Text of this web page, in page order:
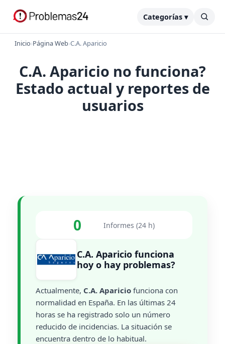
Categorías ▾
Inicio›Página Web›C.A. Aparicio
C.A. Aparicio no funciona?
Estado actual y reportes de
usuarios
0 Informes (24 h)
C.A. Aparicio funciona
hoy o hay problemas?
Actualmente, C.A. Aparicio funciona con
normalidad en España. En las últimas 24
horas se ha registrado solo un número
reducido de incidencias. La situación se
encuentra dentro de lo habitual.